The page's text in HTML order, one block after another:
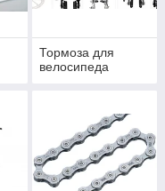
Тормоза для
велосипеда